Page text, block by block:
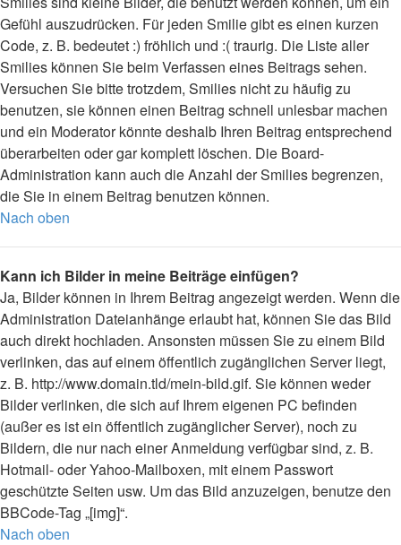
Gefühl auszudrücken. Für jeden Smilie gibt es einen kurzen
Code, z. B. bedeutet :) fröhlich und :( traurig. Die Liste aller
Smilies können Sie beim Verfassen eines Beitrags sehen.
Versuchen Sie bitte trotzdem, Smilies nicht zu häufig zu
benutzen, sie können einen Beitrag schnell unlesbar machen
und ein Moderator könnte deshalb Ihren Beitrag entsprechend
überarbeiten oder gar komplett löschen. Die Board-
Administration kann auch die Anzahl der Smilies begrenzen,
die Sie in einem Beitrag benutzen können.
Nach oben
Kann ich Bilder in meine Beiträge einfügen?
Ja, Bilder können in Ihrem Beitrag angezeigt werden. Wenn die
Administration Dateianhänge erlaubt hat, können Sie das Bild
auch direkt hochladen. Ansonsten müssen Sie zu einem Bild
verlinken, das auf einem öffentlich zugänglichen Server liegt,
z. B. http://www.domain.tld/mein-bild.gif. Sie können weder
Bilder verlinken, die sich auf Ihrem eigenen PC befinden
(außer es ist ein öffentlich zugänglicher Server), noch zu
Bildern, die nur nach einer Anmeldung verfügbar sind, z. B.
Hotmail- oder Yahoo-Mailboxen, mit einem Passwort
geschützte Seiten usw. Um das Bild anzuzeigen, benutze den
BBCode-Tag „[img]“.
Nach oben